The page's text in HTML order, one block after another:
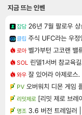
지금 뜨는 인벤
잡담 26년 7월 팔로우
클립 주식 UFC라는 우정
로아 벨가부턴 고코랜 밸
SOL 린델1서버 참교육
와우 잘 있어라 아제로스.
PV 오버워치 디몬 게임
리밋제로 [리밋 제로 브레
명조 3.6 버전 트레일러 |